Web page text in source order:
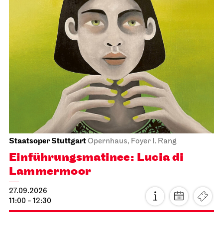
Staatsoper StuttgartOpernhaus, Foyer I. Rang
Einführungs­matinee: Lucia di
Lammermoor
27.09.2026
11:00 - 12:30